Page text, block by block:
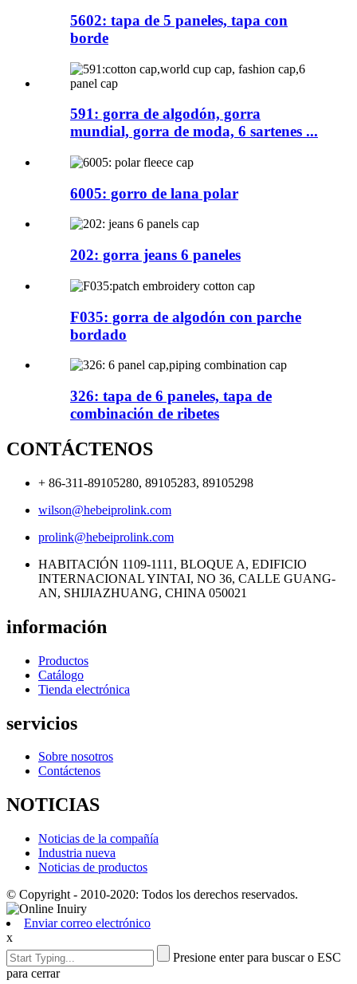
5602: tapa de 5 paneles, tapa con
borde
591: gorra de algodón, gorra
mundial, gorra de moda, 6 sartenes ...
6005: gorro de lana polar
202: gorra jeans 6 paneles
F035: gorra de algodón con parche
bordado
326: tapa de 6 paneles, tapa de
combinación de ribetes
CONTÁCTENOS
+ 86-311-89105280, 89105283, 89105298
wilson@hebeiprolink.com
prolink@hebeiprolink.com
HABITACIÓN 1109-1111, BLOQUE A, EDIFICIO
INTERNACIONAL YINTAI, NO 36, CALLE GUANG-
AN, SHIJIAZHUANG, CHINA 050021
información
Productos
Catálogo
Tienda electrónica
servicios
Sobre nosotros
Contáctenos
NOTICIAS
Noticias de la compañía
Industria nueva
Noticias de productos
© Copyright - 2010-2020: Todos los derechos reservados.
Enviar correo electrónico
x
Presione enter para buscar o ESC
para cerrar